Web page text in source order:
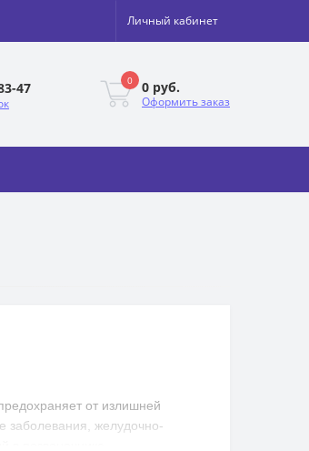
Личный кабинет
47 0 0 руб.
Оформить заказ
от излишней
заболевания, желудочно-